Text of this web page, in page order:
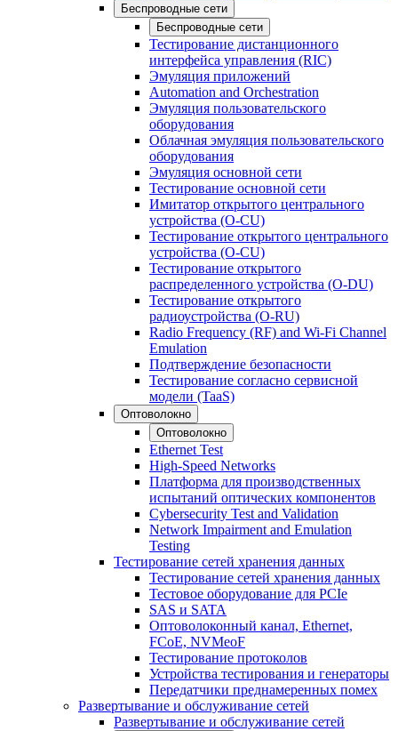
Беспроводные сети
Беспроводные сети
Тестирование дистанционного
интерфейса управления (RIC)
Эмуляция приложений
Automation and Orchestration
Эмуляция пользовательского
оборудования
Облачная эмуляция пользовательского
оборудования
Эмуляция основной сети
Тестирование основной сети
Имитатор открытого центрального
устройства (O-CU)
Тестирование открытого центрального
устройства (O-CU)
Тестирование открытого
распределенного устройства (O-DU)
Тестирование открытого
радиоустройства (O-RU)
Radio Frequency (RF) and Wi-Fi Channel
Emulation
Подтверждение безопасности
Тестирование согласно сервисной
модели (TaaS)
Оптоволокно
Оптоволокно
Ethernet Test
High-Speed Networks
Платформа для производственных
испытаний оптических компонентов
Cybersecurity Test and Validation
Network Impairment and Emulation
Testing
Тестирование сетей хранения данных
Тестирование сетей хранения данных
Тестовое оборудование для PCIe
SAS и SATA
Оптоволоконный канал, Ethernet,
FCoE, NVMeoF
Тестирование протоколов
Устройства тестирования и генераторы
Передатчики преднамеренных помех
Развертывание и обслуживание сетей
Развертывание и обслуживание сетей